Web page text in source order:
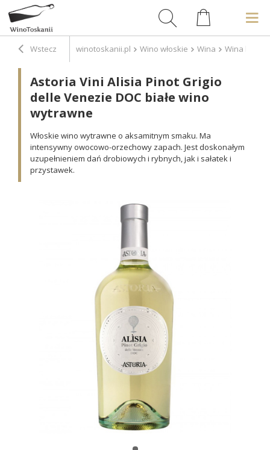
Wstecz winotoskanii.pl Wino włoskie Wina Wina białe
Astoria Vini Alisia Pinot Grigio
delle Venezie DOC białe wino
wytrawne
Włoskie wino wytrawne o aksamitnym smaku. Ma
intensywny owocowo-orzechowy zapach. Jest doskonałym
uzupełnieniem dań drobiowych i rybnych, jak i sałatek i
przystawek.